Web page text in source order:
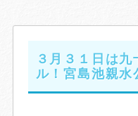
３月３１日は
ル！宮島池親水